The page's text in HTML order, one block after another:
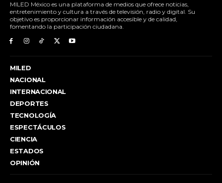
MILED México es una plataforma de medios que ofrece noticias,
entretenimiento y cultura a través de televisión, radio y digital. Su
objetivo es proporcionar información accesible y de calidad,
fomentando la participación ciudadana.
MILED
NACIONAL
INTERNACIONAL
DEPORTES
TECNOLOGÍA
ESPECTÁCULOS
CIENCIA
ESTADOS
OPINIÓN